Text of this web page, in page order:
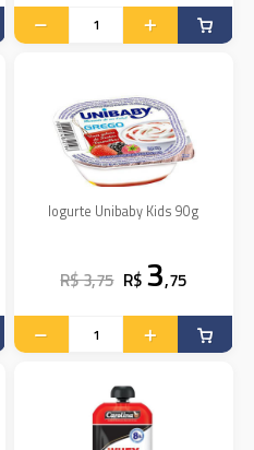
Iogurte Unibaby Kids 90g
R$ 3,75 R$ 3,75